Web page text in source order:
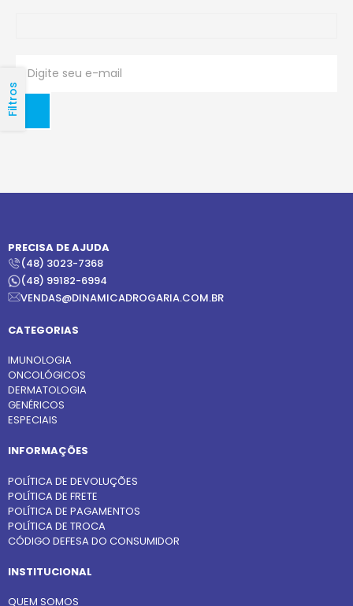
Filtros
PRECISA DE AJUDA
(48) 3023-7368
(48) 99182-6994
VENDAS@DINAMICADROGARIA.COM.BR
CATEGORIAS
IMUNOLOGIA
ONCOLÓGICOS
DERMATOLOGIA
GENÉRICOS
ESPECIAIS
INFORMAÇÕES
POLÍTICA DE DEVOLUÇÕES
POLÍTICA DE FRETE
POLÍTICA DE PAGAMENTOS
POLÍTICA DE TROCA
CÓDIGO DEFESA DO CONSUMIDOR
INSTITUCIONAL
QUEM SOMOS